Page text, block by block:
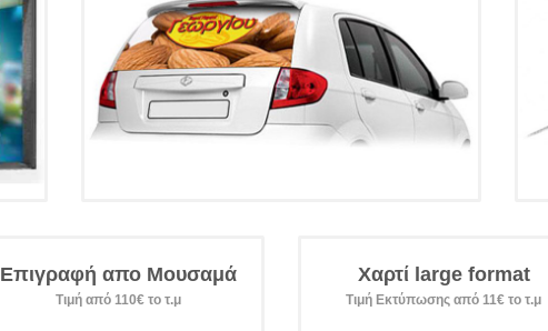
Επιγραφή απο Μουσαμά
Τιμή από 110€ το τ.μ
Χαρτί large format
Τιμή Εκτύπωσης από 11€ το τ.μ